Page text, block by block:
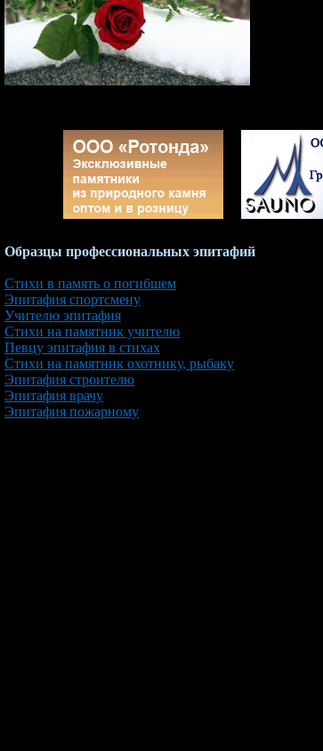
Образцы профессиональных эпитафий
Стихи в память о погибшем
Эпитафия спортсмену
Учителю эпитафия
Стихи на памятник учителю
Певцу эпитафия в стихах
Стихи на памятник охотнику, рыбаку
Эпитафия строителю
Эпитафия врачу
Эпитафия пожарному